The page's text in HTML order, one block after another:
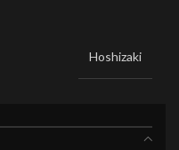
Hoshizaki